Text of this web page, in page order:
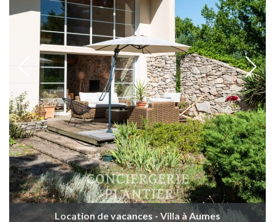
Location de vacances - Villa à Aumes